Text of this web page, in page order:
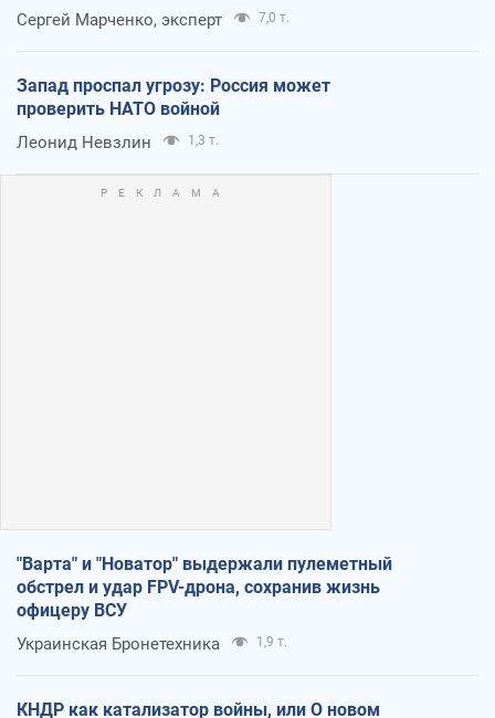
Сергей Марченко, эксперт 7,0 т.
Запад проспал угрозу: Россия может
проверить НАТО войной
Леонид Невзлин 1,3 т.
"Варта" и "Новатор" выдержали пулеметный
обстрел и удар FPV-дрона, сохранив жизнь
офицеру ВСУ
Украинская Бронетехника 1,9 т.
КНДР как катализатор войны, или О новом